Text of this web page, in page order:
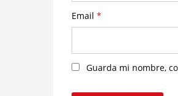
Email *
Guarda mi nombre,